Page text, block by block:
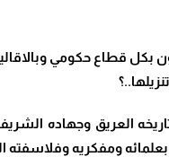
قطاع حكومي
العريق وجهاده
ومفكريه وفلاسفته